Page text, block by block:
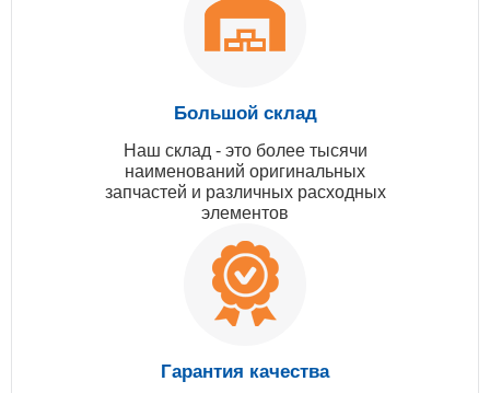
Большой склад
Наш склад - это более тысячи
наименований оригинальных
запчастей и различных расходных
элементов
Гарантия качества